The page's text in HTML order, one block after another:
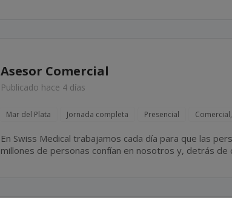
Asesor Comercial
Publicado hace 4 días
Mar del Plata Jornada completa Presencial
En Swiss Medical trabajamos cada día para que las personas
millones de personas confían en nosotros y, detrás de